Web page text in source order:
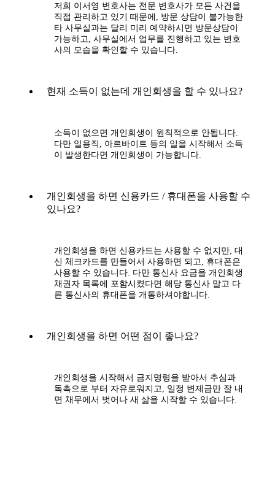
저희 이서영 변호사는 전문 변호사가 모든 사건을
직접 관리하고 있기 때문에, 방문 상담이 불가능한
타 사무실과는 달리 미리 예약하시면 방문상담이
가능하고, 사무실에서 업무를 진행하고 있는 변호
사의 모습을 확인할 수 있습니다.
현재 소득이 없는데 개인회생을 할 수 있나요?
소득이 없으면 개인회생이 원칙적으로 안됩니다.
다만 일용직, 아르바이트 등의 일을 시작해서 소득
이 발생한다면 개인회생이 가능합니다.
개인회생을 하면 신용카드 / 휴대폰을 사용할 수
있나요?
개인회생을 하면 신용카드는 사용할 수 없지만, 대
신 체크카드를 만들어서 사용하면 되고, 휴대폰은
사용할 수 있습니다. 다만 통신사 요금을 개인회생
채권자 목록에 포함시켰다면 해당 통신사 말고 다
른 통신사의 휴대폰을 개통하셔야합니다.
개인회생을 하면 어떤 점이 좋나요?
개인회생을 시작해서 금지명령을 받아서 추심과
독촉으로 부터 자유로워지고, 일정 변제금만 잘 내
면 채무에서 벗어나 새 삶을 시작할 수 있습니다.